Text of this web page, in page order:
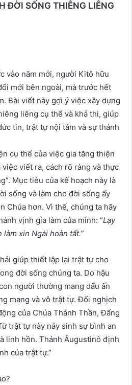
ĐỜI SỐNG THIÊNG LIÊNG
vào năm mới, người Kitô hữu
mới bên ngoài, mà trước hết
Bài viết này gợi ý việc xây dựng
liêng cụ thể và khả thi, giúp
tin, trật tự nội tâm và sự thánh
cụ thể của việc gia tăng thiện
viết ra, cách rõ ràng và thực
Mục tiêu của kế hoạch này là
sống và làm cho đời sống ấy
Chúa hơn. Vì thế, chúng ta hãy
vịnh gia làm của mình: “Lạy
xin Ngài hoàn tất.”
giúp thiết lập lại trật tự cho
đời sống chúng ta. Do hậu
người thường mang dấu ấn
mang và vô trật tự. Đối nghịch
của Chúa Thánh Thần, Đấng
trật tự này nảy sinh sự bình an
linh hồn. Thánh Âugustinô định
của trật tự.”